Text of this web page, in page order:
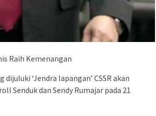
Raih Kemenangan
‘Jendra lapangan’ CSSR akan
Senduk dan Sendy Rumajar pada 21